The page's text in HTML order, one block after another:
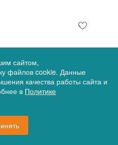
товаров
сайтом,
файлов cookie. Данные
качества работы сайта и
в Политике